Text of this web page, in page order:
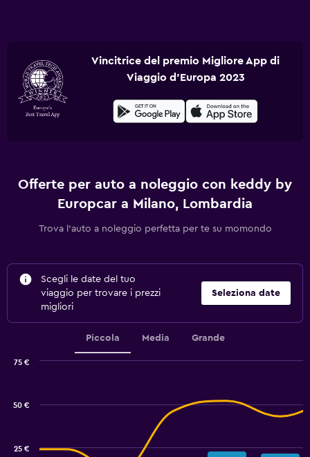
Vincitrice del premio Migliore App di
Viaggio d'Europa 2023
Offerte per auto a noleggio con keddy by
Europcar a Milano, Lombardia
Trova l'auto a noleggio perfetta per te su momondo
Scegli le date del tuo
viaggio per trovare i prezzi
migliori
Seleziona date
Piccola Media Grande
25 €
50 €
75 €